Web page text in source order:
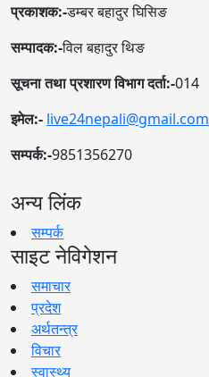
प्रकाशक:-डम्बर बहादुर घिसिङ
सम्पादक:-विल बहादुर थिङ
सूचना तथा प्रशारण विभाग दर्ता:-014
इमेल:- live24nepali@gmail.com
सम्पर्क:-9851356270
अन्य लिंक
सम्पर्क
साइट नेविगेशन
समाचार
प्रदेश
अर्थतन्त्र
विचार
स्वास्थ्य